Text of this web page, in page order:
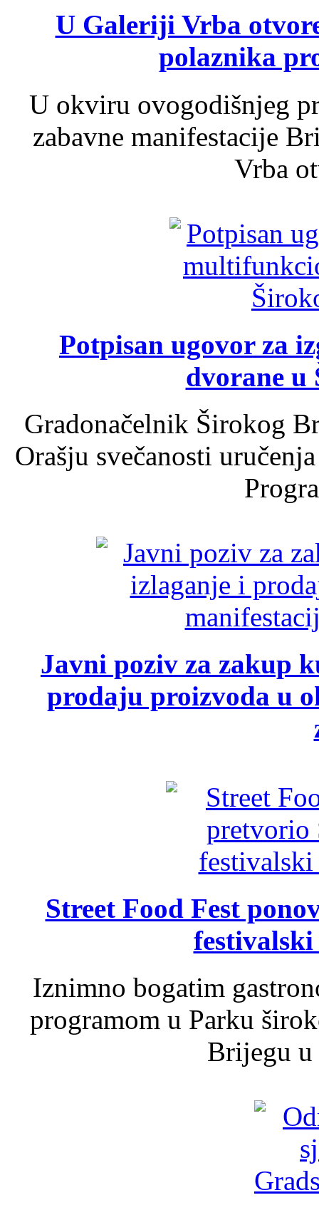
U Galeriji Vrba
polaznika
U okviru ovogodišnjeg
zabavne manifestacije
Vrba
Potpisan ugovor za
dvorane u
Gradonačelnik Širokog
Orašju svečanosti
Javni poziv za zakup
prodaju proizvoda u
Street Food Fest
Iznimno bogatim
programom u Parku
Brijegu u